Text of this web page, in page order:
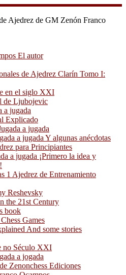
Ajedrez de GM Zenón Franco
El autor
de Ajedrez Clarín Tomo I:
en el siglo XXI
de Ljubojevic
a jugada
Explicado
a jugada
a jugada Y algunas anécdotas
para Principiantes
a jugada ¡Primero la idea y
1 Ajedrez de Entrenamiento
Reshevsky
the 21st Century
book
Games
And some stories
no Século XXI
a jogada
Zenonchess Ediciones